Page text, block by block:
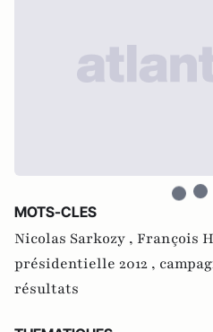
MOTS-CLES
Nicolas Sarkozy , François
présidentielle 2012 ,
résultats